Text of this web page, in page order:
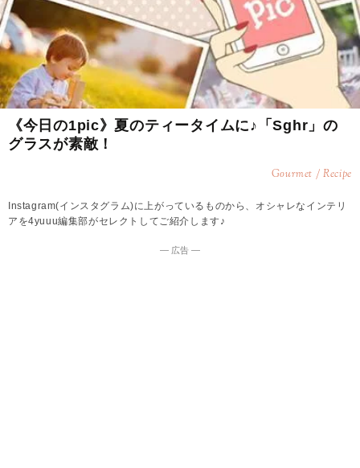
《今日の1pic》夏のティータイムに♪「Sghr」の
グラスが素敵！
Gourmet / Recipe
Instagram(インスタグラム)に上がっているものから、オシャレなインテリ
アを4yuuu編集部がセレクトしてご紹介します♪
― 広告 ―